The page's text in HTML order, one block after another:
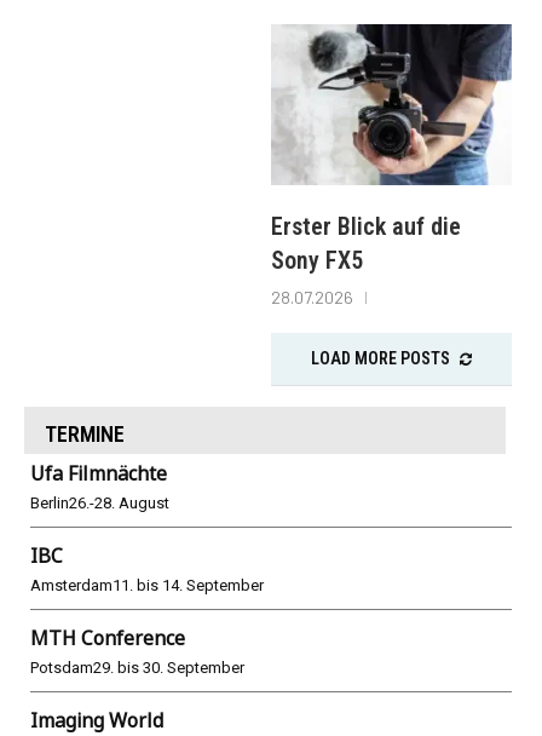
Erster Blick auf die
Sony FX5
28.07.2026
LOAD MORE POSTS
TERMINE
Ufa Filmnächte
Berlin26.-28. August
IBC
Amsterdam11. bis 14. September
MTH Conference
Potsdam29. bis 30. September
Imaging World